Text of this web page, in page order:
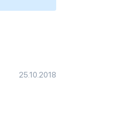
25.10.2018